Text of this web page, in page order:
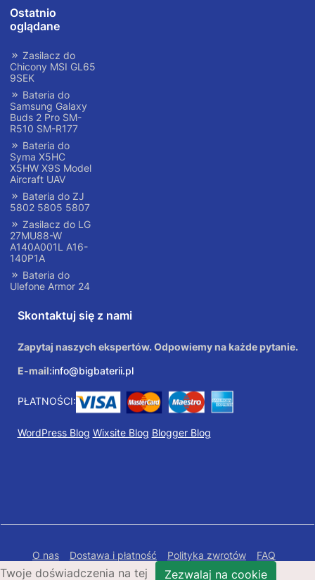
Ostatnio
oglądane
Zasilacz do
Chicony MSI GL65
9SEK
Bateria do
Samsung Galaxy
Buds 2 Pro SM-
R510 SM-R177
Bateria do
Syma X5HC
X5HW X9S Model
Aircraft UAV
Bateria do ZJ
5802 5805 5807
Zasilacz do LG
27MU88-W
A140A001L A16-
140P1A
Bateria do
Ulefone Armor 24
Skontaktuj się z nami
Zapytaj naszych ekspertów. Odpowiemy na każde pytanie.
E-mail:info@bigbaterii.pl
PŁATNOŚCI:
WordPress Blog Wixsite Blog Blogger Blog
O nas Dostawa i płatność Polityka zwrotów
FAQ
Polityka prywatności
Mapa Strony
Twoje doświadczenia na tej Zezwalaj na cookie